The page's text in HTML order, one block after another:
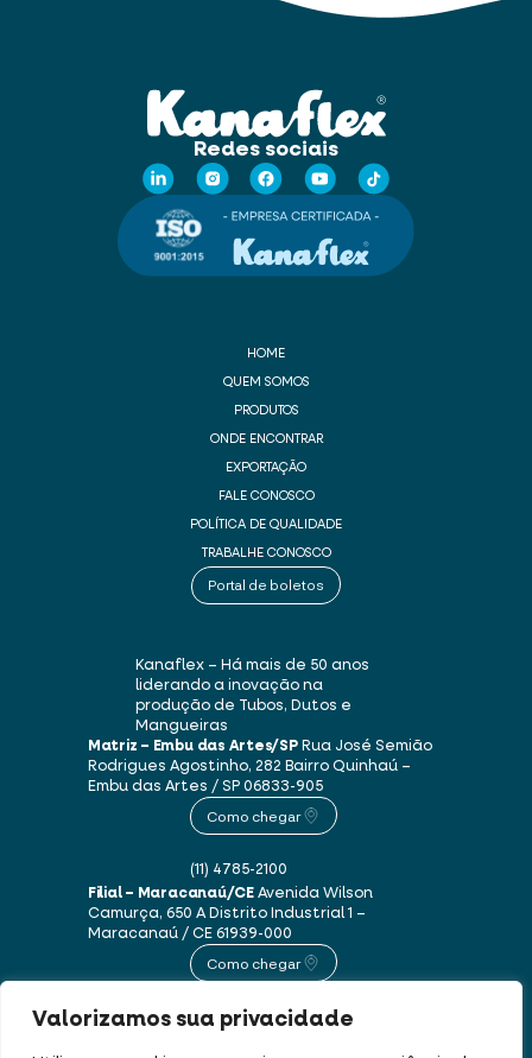
Valorizamos sua privacidade
Redes sociais
HOME
QUEM SOMOS
PRODUTOS
ONDE ENCONTRAR
EXPORTAÇÃO
FALE CONOSCO
POLÍTICA DE QUALIDADE
TRABALHE CONOSCO
Portal de boletos
Kanaflex – Há mais de 50 anos
liderando a inovação na
produção de Tubos, Dutos e
Mangueiras
Matriz – Embu das Artes/SPRua José Semião
Rodrigues Agostinho, 282 Bairro Quinhaú –
Embu das Artes / SP06833-905
Como chegar
(11) 4785-2100
Filial – Maracanaú/CEAvenida Wilson
Camurça, 650 ADistrito Industrial 1 –
Maracanaú / CE61939-000
Como chegar
(85) 3250-1235